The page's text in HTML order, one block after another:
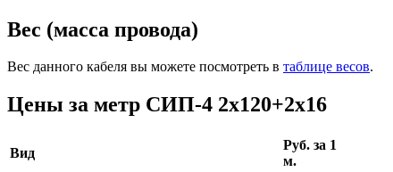
Вес (масса провода)
Вес данного кабеля вы можете посмотреть в таблице весов.
Цены за метр СИП-4 2х120+2х16
Вид
Руб. за 1
м.